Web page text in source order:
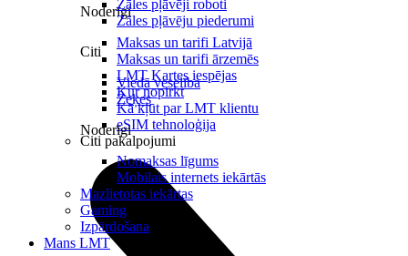
Noderīgi
Maksas un tarifi Latvijā
Maksas un tarifi ārzemēs
LMT Kartes iespējas
Kur nopirkt
Kā kļūt par LMT klientu
eSIM tehnoloģija
Citi pakalpojumi
Zāles pļāvēji roboti
Zāles pļāvēju piederumi
Citi
Viedā veselība
Zeķes
Noderīgi
Nomaksas līgums
Mobilais internets iekārtās
Mazlietotas iekārtas
Gaming
Izpārdošana
Mans LMT